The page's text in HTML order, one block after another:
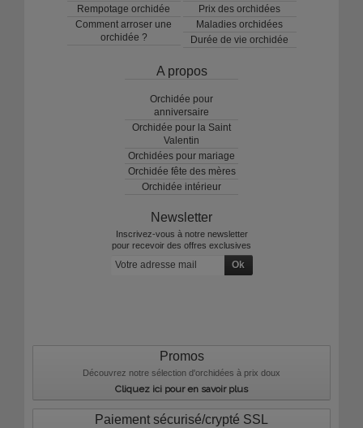
Rempotage orchidée
Comment arroser une
orchidée ?
Prix des orchidées
Maladies orchidées
Durée de vie orchidée
A propos
Orchidée pour
anniversaire
Orchidée pour la Saint
Valentin
Orchidées pour mariage
Orchidée fête des mères
Orchidée intérieur
Newsletter
Inscrivez-vous à notre newsletter
pour recevoir des offres exclusives
Promos
Découvrez notre sélection d'orchidées à prix doux
Cliquez ici pour en savoir plus
Paiement sécurisé/crypté SSL